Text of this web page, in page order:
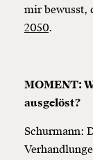
mir bewusst,
2050.
MOMENT:
ausgelöst?
Schurmann: